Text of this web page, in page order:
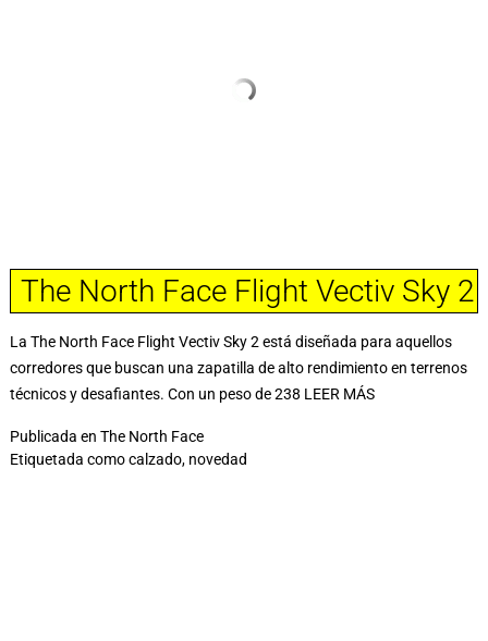
The North Face Flight Vectiv Sky 2
La The North Face Flight Vectiv Sky 2 está diseñada para aquellos
corredores que buscan una zapatilla de alto rendimiento en terrenos
técnicos y desafiantes. Con un peso de 238 LEER MÁS
Publicada en The North Face
Etiquetada comocalzado, novedad